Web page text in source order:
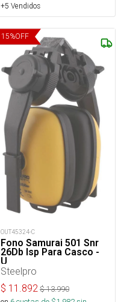
+5 Vendidos
15%OFF
OUT45324-C
Fono Samurai 501 Snr
26Db Isp Para Casco -
U
Steelpro
$ 11.892 $13.990